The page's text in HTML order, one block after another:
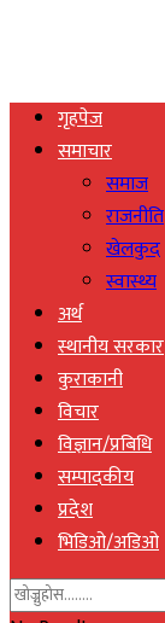
गृहपेज
समाचार
समाज
राजनीति
खेलकुद
स्वास्थ्य
अर्थ
स्थानीय सरकार
कुराकानी
विचार
विज्ञान/प्रबिधि
सम्पादकीय
प्रदेश
भिडिओ/अडिओ